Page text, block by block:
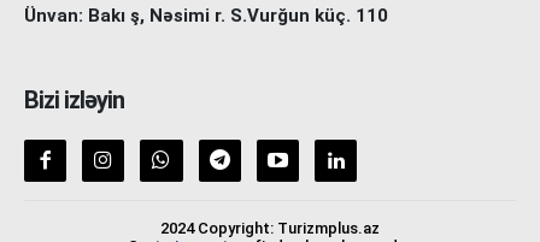
Ünvan: Bakı ş, Nəsimi r. S.Vurğun küç. 110
Bizi izləyin
2024 Copyright: Turizmplus.az